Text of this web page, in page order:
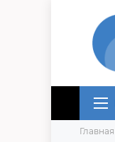
Главная